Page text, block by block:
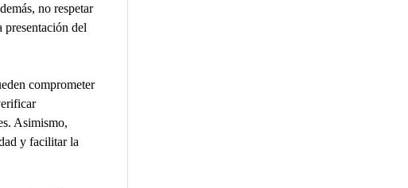
no respetar
del
comprometer
Asimismo,
y facilitar la